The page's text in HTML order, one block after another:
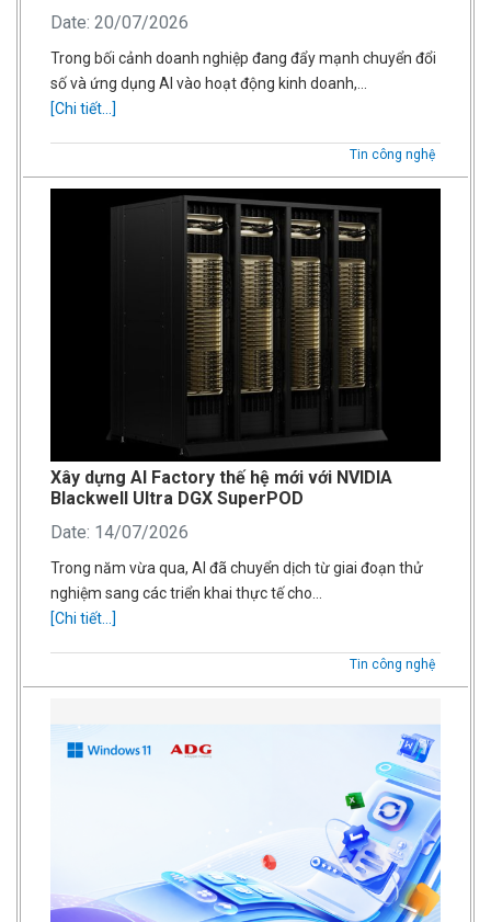
Date: 20/07/2026
Trong bối cảnh doanh nghiệp đang đẩy mạnh chuyển đổi
số và ứng dụng AI vào hoạt động kinh doanh,…
[Chi tiết...]
Tin công nghệ
Xây dựng AI Factory thế hệ mới với NVIDIA
Blackwell Ultra DGX SuperPOD
Date: 14/07/2026
Trong năm vừa qua, AI đã chuyển dịch từ giai đoạn thử
nghiệm sang các triển khai thực tế cho…
[Chi tiết...]
Tin công nghệ